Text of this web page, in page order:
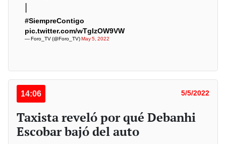
|
#SiempreContigo
pic.twitter.com/wTgIzOW9VW
— Foro_TV (@Foro_TV)May 5, 2022
14:06 5/5/2022
Taxista reveló por qué Debanhi
Escobar bajó del auto